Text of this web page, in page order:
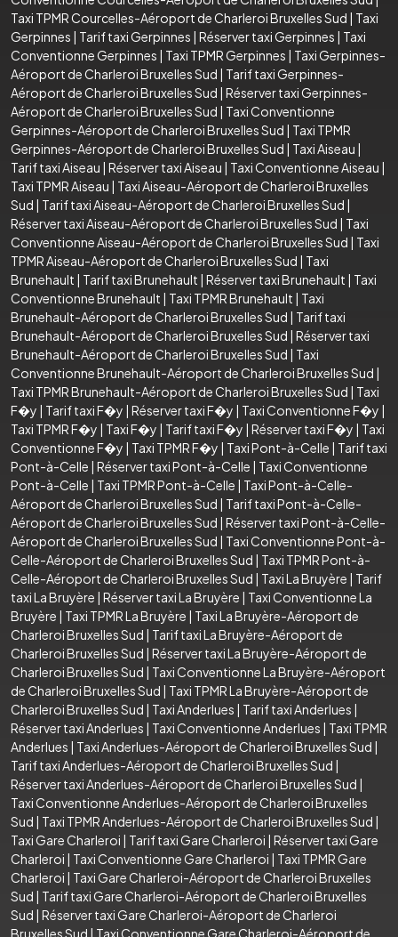
Taxi TPMR Courcelles-Aéroport de Charleroi Bruxelles Sud | Taxi
Gerpinnes | Tarif taxi Gerpinnes | Réserver taxi Gerpinnes | Taxi
Conventionne Gerpinnes | Taxi TPMR Gerpinnes | Taxi Gerpinnes-
Aéroport de Charleroi Bruxelles Sud | Tarif taxi Gerpinnes-
Aéroport de Charleroi Bruxelles Sud | Réserver taxi Gerpinnes-
Aéroport de Charleroi Bruxelles Sud | Taxi Conventionne
Gerpinnes-Aéroport de Charleroi Bruxelles Sud | Taxi TPMR
Gerpinnes-Aéroport de Charleroi Bruxelles Sud | Taxi Aiseau |
Tarif taxi Aiseau | Réserver taxi Aiseau | Taxi Conventionne Aiseau |
Taxi TPMR Aiseau | Taxi Aiseau-Aéroport de Charleroi Bruxelles
Sud | Tarif taxi Aiseau-Aéroport de Charleroi Bruxelles Sud |
Réserver taxi Aiseau-Aéroport de Charleroi Bruxelles Sud | Taxi
Conventionne Aiseau-Aéroport de Charleroi Bruxelles Sud | Taxi
TPMR Aiseau-Aéroport de Charleroi Bruxelles Sud | Taxi
Brunehault | Tarif taxi Brunehault | Réserver taxi Brunehault | Taxi
Conventionne Brunehault | Taxi TPMR Brunehault | Taxi
Brunehault-Aéroport de Charleroi Bruxelles Sud | Tarif taxi
Brunehault-Aéroport de Charleroi Bruxelles Sud | Réserver taxi
Brunehault-Aéroport de Charleroi Bruxelles Sud | Taxi
Conventionne Brunehault-Aéroport de Charleroi Bruxelles Sud |
Taxi TPMR Brunehault-Aéroport de Charleroi Bruxelles Sud | Taxi
F�y | Tarif taxi F�y | Réserver taxi F�y | Taxi Conventionne F�y |
Taxi TPMR F�y | Taxi F�y | Tarif taxi F�y | Réserver taxi F�y | Taxi
Conventionne F�y | Taxi TPMR F�y | Taxi Pont-à-Celle | Tarif taxi
Pont-à-Celle | Réserver taxi Pont-à-Celle | Taxi Conventionne
Pont-à-Celle | Taxi TPMR Pont-à-Celle | Taxi Pont-à-Celle-
Aéroport de Charleroi Bruxelles Sud | Tarif taxi Pont-à-Celle-
Aéroport de Charleroi Bruxelles Sud | Réserver taxi Pont-à-Celle-
Aéroport de Charleroi Bruxelles Sud | Taxi Conventionne Pont-à-
Celle-Aéroport de Charleroi Bruxelles Sud | Taxi TPMR Pont-à-
Celle-Aéroport de Charleroi Bruxelles Sud | Taxi La Bruyère | Tarif
taxi La Bruyère | Réserver taxi La Bruyère | Taxi Conventionne La
Bruyère | Taxi TPMR La Bruyère | Taxi La Bruyère-Aéroport de
Charleroi Bruxelles Sud | Tarif taxi La Bruyère-Aéroport de
Charleroi Bruxelles Sud | Réserver taxi La Bruyère-Aéroport de
Charleroi Bruxelles Sud | Taxi Conventionne La Bruyère-Aéroport
de Charleroi Bruxelles Sud | Taxi TPMR La Bruyère-Aéroport de
Charleroi Bruxelles Sud | Taxi Anderlues | Tarif taxi Anderlues |
Réserver taxi Anderlues | Taxi Conventionne Anderlues | Taxi TPMR
Anderlues | Taxi Anderlues-Aéroport de Charleroi Bruxelles Sud |
Tarif taxi Anderlues-Aéroport de Charleroi Bruxelles Sud |
Réserver taxi Anderlues-Aéroport de Charleroi Bruxelles Sud |
Taxi Conventionne Anderlues-Aéroport de Charleroi Bruxelles
Sud | Taxi TPMR Anderlues-Aéroport de Charleroi Bruxelles Sud |
Taxi Gare Charleroi | Tarif taxi Gare Charleroi | Réserver taxi Gare
Charleroi | Taxi Conventionne Gare Charleroi | Taxi TPMR Gare
Charleroi | Taxi Gare Charleroi-Aéroport de Charleroi Bruxelles
Sud | Tarif taxi Gare Charleroi-Aéroport de Charleroi Bruxelles
Sud | Réserver taxi Gare Charleroi-Aéroport de Charleroi
Bruxelles Sud | Taxi Conventionne Gare Charleroi-Aéroport de